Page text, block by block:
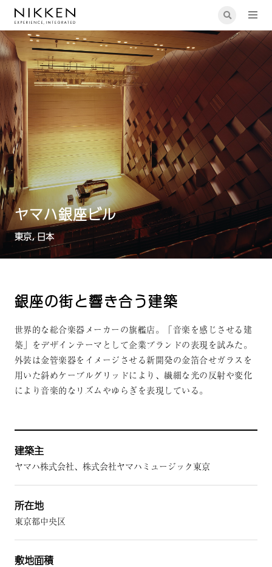
ヤマハ銀座ビル
東京, 日本
銀座の街と響き合う建築
世界的な総合楽器メーカーの旗艦店。「音楽を感じさせる建
築」をデザインテーマとして企業ブランドの表現を試みた。
外装は金管楽器をイメージさせる新開発の金箔合せガラスを
用いた斜めケーブルグリッドにより、繊細な光の反射や変化
により音楽的なリズムやゆらぎを表現している。
建築主
ヤマハ株式会社、株式会社ヤマハミュージック東京
所在地
東京都中央区
敷地面積